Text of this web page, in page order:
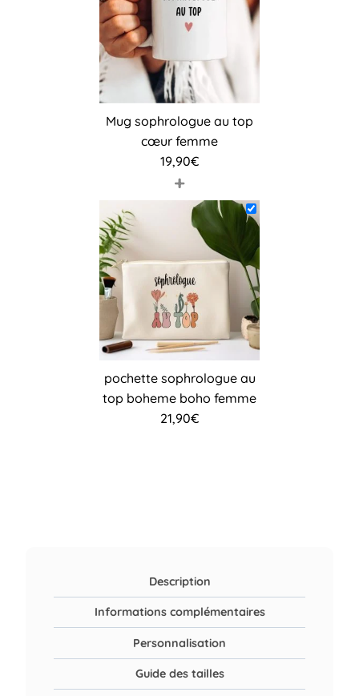
Mug sophrologue au top
cœur femme
19,90€
+
pochette sophrologue au
top boheme boho femme
21,90€
Description
Informations complémentaires
Personnalisation
Guide des tailles